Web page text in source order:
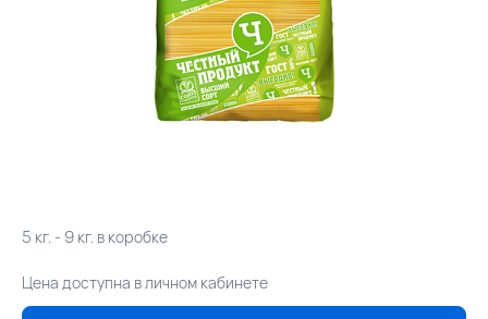
5 кг. - 9 кг. в коробке
Цена доступна в личном кабинете